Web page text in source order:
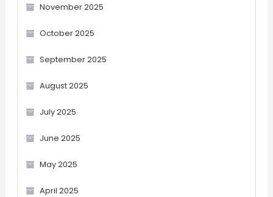
November 2025
October 2025
September 2025
August 2025
July 2025
June 2025
May 2025
April 2025